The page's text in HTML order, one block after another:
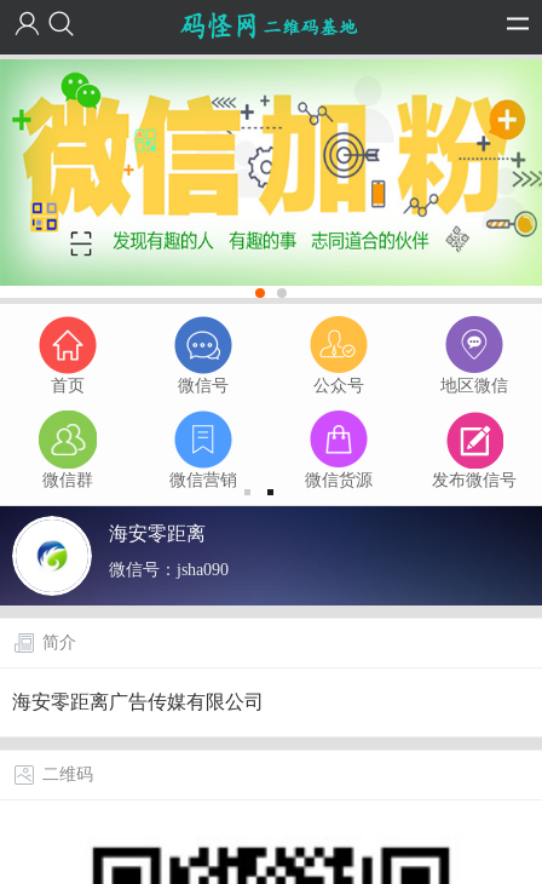
首页 微信号 公众号 地区微信
微信群 微信营销 微信货源 发布微信号
海安零距离
微信号： jsha090
简介
海安零距离广告传媒有限公司
二维码